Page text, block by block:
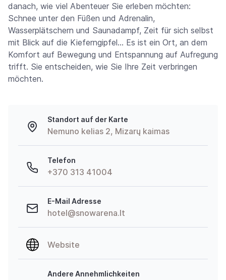
danach, wie viel Abenteuer Sie erleben möchten:
Schnee unter den Füßen und Adrenalin,
Wasserplätschern und Saunadampf, Zeit für sich selbst
mit Blick auf die Kieferngipfel… Es ist ein Ort, an dem
Komfort auf Bewegung und Entspannung auf Aufregung
trifft. Sie entscheiden, wie Sie Ihre Zeit verbringen
möchten.
Standort auf der Karte
Nemuno kelias 2, Mizarų kaimas
Telefon
+370 313 41004
E-Mail Adresse
hotel@snowarena.lt
Website
Andere Annehmlichkeiten